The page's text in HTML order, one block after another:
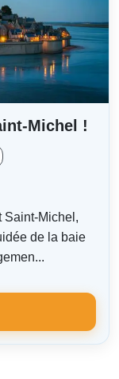
Michel !
Saint-Michel,
de la baie